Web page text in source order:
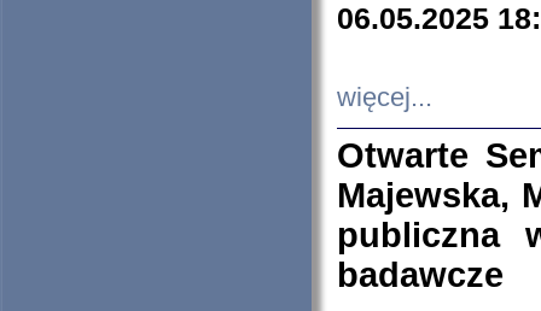
06.05.2025
więcej...
Otwarte
Majewska,
publiczna
badawcze